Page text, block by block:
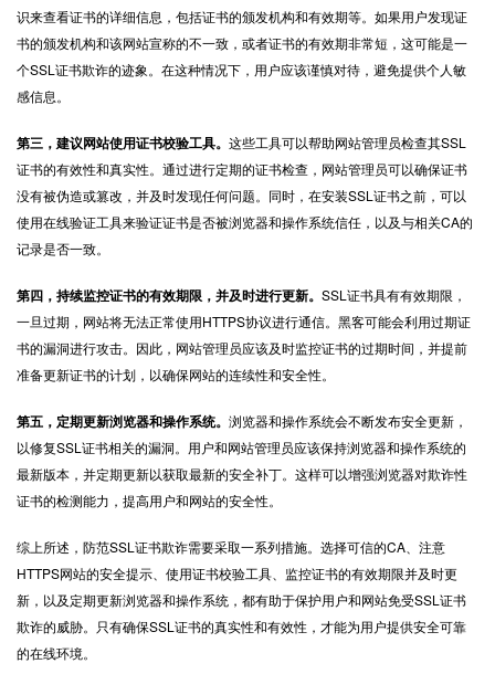
识来查看证书的详细信息，包括证书的颁发机构和有效期等。如果用户发现证
书的颁发机构和该网站宣称的不一致，或者证书的有效期非常短，这可能是一
个SSL证书欺诈的迹象。在这种情况下，用户应该谨慎对待，避免提供个人敏
感信息。
第三，建议网站使用证书校验工具。 这些工具可以帮助网站管理员检查其SSL
证书的有效性和真实性。通过进行定期的证书检查，网站管理员可以确保证书
没有被伪造或篡改，并及时发现任何问题。同时，在安装SSL证书之前，可以
使用在线验证工具来验证证书是否被浏览器和操作系统信任，以及与相关CA的
记录是否一致。
第四，持续监控证书的有效期限，并及时进行更新。 SSL证书具有有效期限，
一旦过期，网站将无法正常使用HTTPS协议进行通信。黑客可能会利用过期证
书的漏洞进行攻击。因此，网站管理员应该及时监控证书的过期时间，并提前
准备更新证书的计划，以确保网站的连续性和安全性。
第五，定期更新浏览器和操作系统。 浏览器和操作系统会不断发布安全更新，
以修复SSL证书相关的漏洞。用户和网站管理员应该保持浏览器和操作系统的
最新版本，并定期更新以获取最新的安全补丁。这样可以增强浏览器对欺诈性
证书的检测能力，提高用户和网站的安全性。
综上所述，防范SSL证书欺诈需要采取一系列措施。选择可信的CA、注意
HTTPS网站的安全提示、使用证书校验工具、监控证书的有效期限并及时更
新，以及定期更新浏览器和操作系统，都有助于保护用户和网站免受SSL证书
欺诈的威胁。只有确保SSL证书的真实性和有效性，才能为用户提供安全可靠
的在线环境。